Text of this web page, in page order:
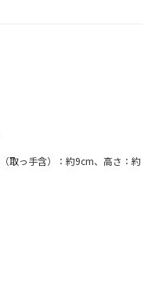
取っ手含）：約9cm、高さ：約